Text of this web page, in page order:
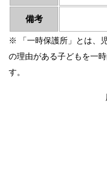
備考
※ 「一時保護所」とは、
の理由がある子どもを一
す。